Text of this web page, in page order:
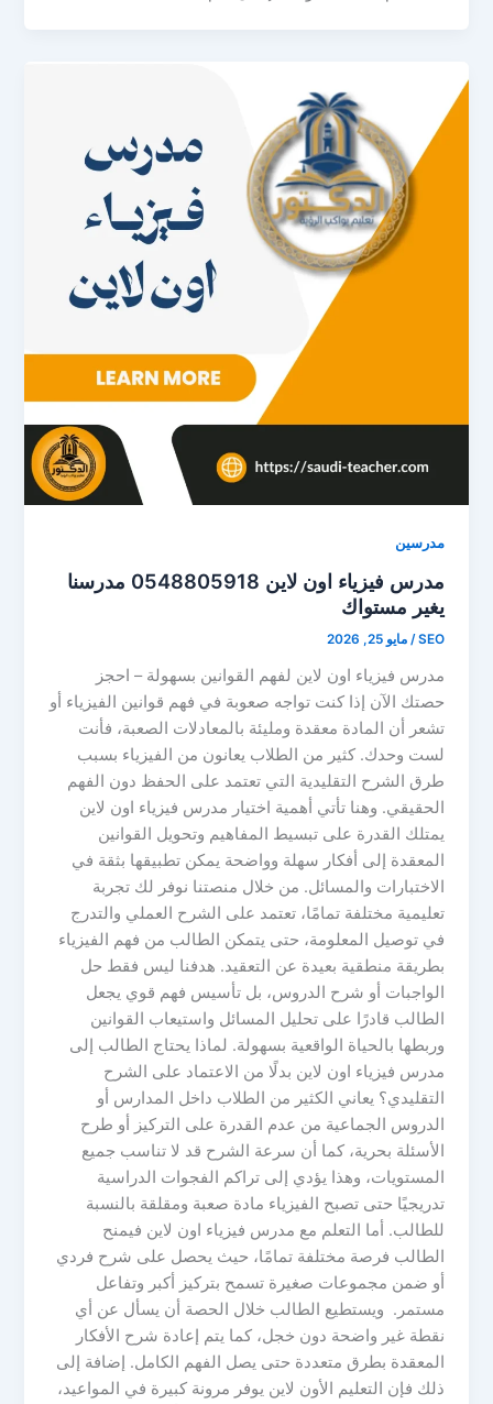
مدرسين
مدرس فيزياء اون لاين 0548805918 مدرسنا
يغير مستواك
SEO
/مايو 25, 2026
مدرس فيزياء اون لاين لفهم القوانين بسهولة – احجز
حصتك الآن إذا كنت تواجه صعوبة في فهم قوانين الفيزياء أو
تشعر أن المادة معقدة ومليئة بالمعادلات الصعبة، فأنت
لست وحدك. كثير من الطلاب يعانون من الفيزياء بسبب
طرق الشرح التقليدية التي تعتمد على الحفظ دون الفهم
الحقيقي. وهنا تأتي أهمية اختيار مدرس فيزياء اون لاين
يمتلك القدرة على تبسيط المفاهيم وتحويل القوانين
المعقدة إلى أفكار سهلة وواضحة يمكن تطبيقها بثقة في
الاختبارات والمسائل. من خلال منصتنا نوفر لك تجربة
تعليمية مختلفة تمامًا، تعتمد على الشرح العملي والتدرج
في توصيل المعلومة، حتى يتمكن الطالب من فهم الفيزياء
بطريقة منطقية بعيدة عن التعقيد. هدفنا ليس فقط حل
الواجبات أو شرح الدروس، بل تأسيس فهم قوي يجعل
الطالب قادرًا على تحليل المسائل واستيعاب القوانين
وربطها بالحياة الواقعية بسهولة. لماذا يحتاج الطالب إلى
مدرس فيزياء اون لاين بدلًا من الاعتماد على الشرح
التقليدي؟ يعاني الكثير من الطلاب داخل المدارس أو
الدروس الجماعية من عدم القدرة على التركيز أو طرح
الأسئلة بحرية، كما أن سرعة الشرح قد لا تناسب جميع
المستويات، وهذا يؤدي إلى تراكم الفجوات الدراسية
تدريجيًا حتى تصبح الفيزياء مادة صعبة ومقلقة بالنسبة
للطالب. أما التعلم مع مدرس فيزياء اون لاين فيمنح
الطالب فرصة مختلفة تمامًا، حيث يحصل على شرح فردي
أو ضمن مجموعات صغيرة تسمح بتركيز أكبر وتفاعل
مستمر. ويستطيع الطالب خلال الحصة أن يسأل عن أي
نقطة غير واضحة دون خجل، كما يتم إعادة شرح الأفكار
المعقدة بطرق متعددة حتى يصل الفهم الكامل. إضافة إلى
ذلك فإن التعليم الأون لاين يوفر مرونة كبيرة في المواعيد،